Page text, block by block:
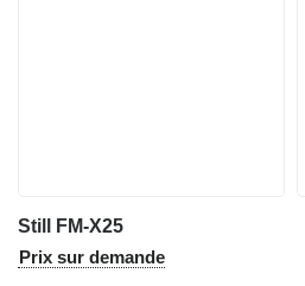
Still FM-X25
Prix sur demande